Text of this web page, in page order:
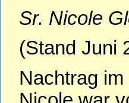
Sr. Nicole
(Stand Juni
Nachtrag